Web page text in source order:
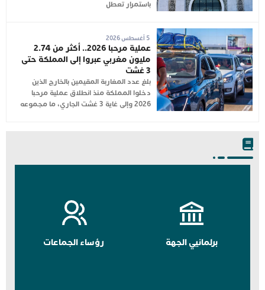
باستمرار تعطل
5 أغسطس 2026
عملية مرحبا 2026.. أكثر من 2.74
مليون مغربي عبروا إلى المملكة حتى
3 غشت
بلغ عدد المغاربة المقيمين بالخارج الذين
دخلوا المملكة منذ انطلاق عملية مرحبا
2026 وإلى غاية 3 غشت الجاري، ما مجموعه
برلمانيي الجهة رؤساء الجماعات